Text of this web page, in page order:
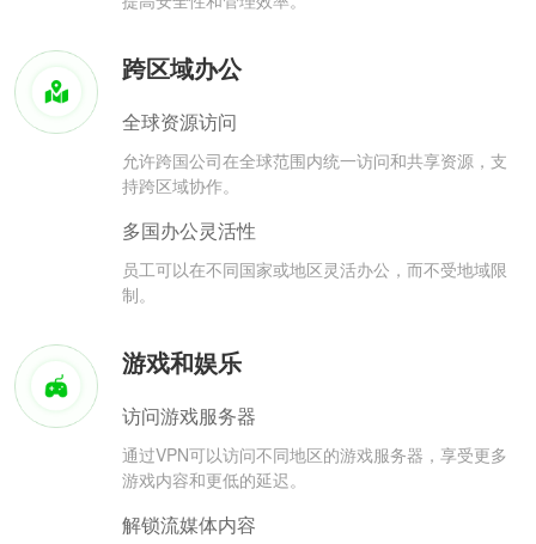
跨区域办公
全球资源访问
允许跨国公司在全球范围内统一访问和共享资源，支
持跨区域协作。
多国办公灵活性
员工可以在不同国家或地区灵活办公，而不受地域限
制。
游戏和娱乐
访问游戏服务器
通过VPN可以访问不同地区的游戏服务器，享受更多
游戏内容和更低的延迟。
解锁流媒体内容